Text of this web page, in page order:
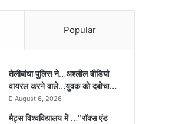
Popular
तेलीबांधा पुलिस ने…अश्लील वीडियो
वायरल करने वाले…युवक को दबोचा…
August 6, 2026
मैट्स विश्वविद्यालय में …”रॉक्स एंड